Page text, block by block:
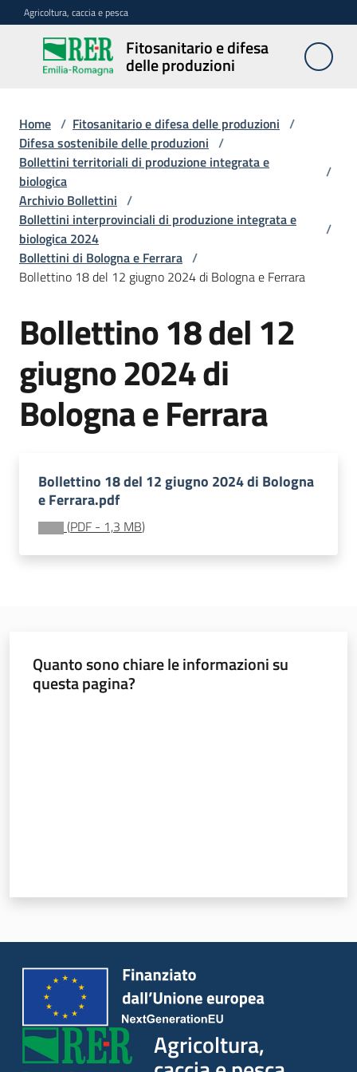
Vai al contenuto
Vai alla navigazione
Vai al footer
Agricoltura, caccia e pesca
Fitosanitario e difesa
delle produzioni
Fitosanitario
e difesa
produzioni
Avversità
delle
piante
Sorveglianza
Difesa
sostenibile
Vivaismo
sementi
Import-
Export
Newsletter
Agricoltura,
caccia e
Argomenti
Home / Fitosanitario e difesa delle produzioni /
Difesa sostenibile delle produzioni /
Bollettini territoriali di produzione integrata e
biologica
/
Archivio Bollettini /
Bollettini interprovinciali di produzione integrata e
biologica 2024
/
Bollettini di Bologna e Ferrara /
Bollettino 18 del 12 giugno 2024 di Bologna e Ferrara
Bollettino 18 del 12
giugno 2024 di
Bologna e Ferrara
Bollettino 18 del 12 giugno 2024 di Bologna
e Ferrara.pdf
(PDF - 1,3 MB)
Quanto sono chiare le informazioni su
questa pagina?
Agricoltura,